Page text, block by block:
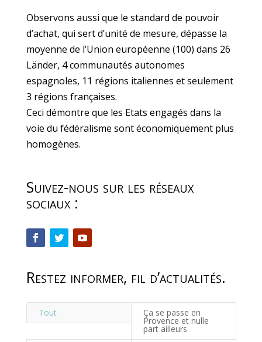
Observons aussi que le standard de pouvoir
d’achat, qui sert d’unité de mesure, dépasse la
moyenne de l’Union européenne (100) dans 26
Länder, 4 communautés autonomes
espagnoles, 11 régions italiennes et seulement
3 régions françaises.
Ceci démontre que les Etats engagés dans la
voie du fédéralisme sont économiquement plus
homogènes.
Suivez-nous sur les réseaux
sociaux :
Restez informer, fil d’actualités.
Tout Ça se passe en
Provence et nulle
part ailleurs